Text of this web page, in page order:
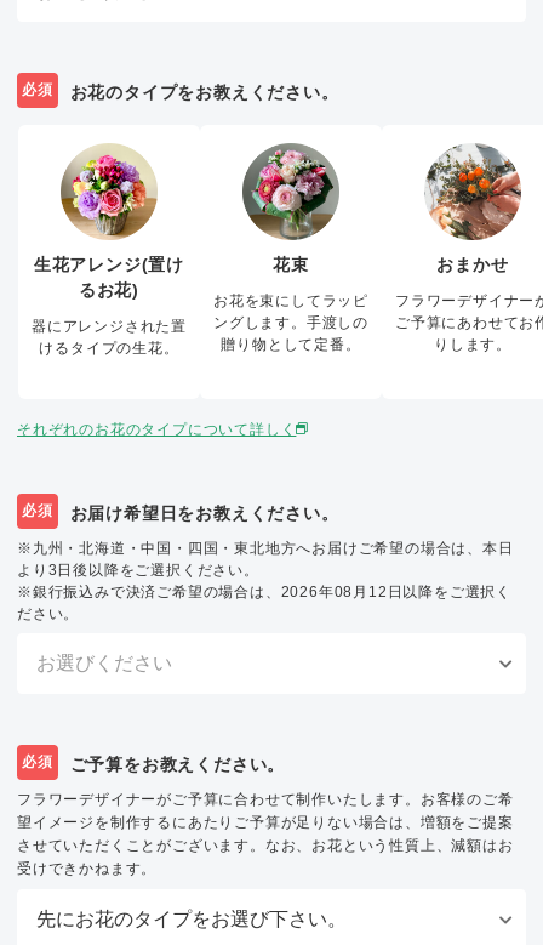
必須 お花のタイプをお教えください。
生花アレンジ(置け
るお花)
器にアレンジされた置
けるタイプの生花。
花束
お花を束にしてラッピ
ングします。手渡しの
贈り物として定番。
おまかせ
フラワーデザイナー
ご予算にあわせてお
りします。
それぞれのお花のタイプについて詳しく
必須 お届け希望日をお教えください。
※九州・北海道・中国・四国・東北地方へお届けご希望の場合は、本日
より3日後以降をご選択ください。
※銀行振込みで決済ご希望の場合は、2026年08月12日以降をご選択く
ださい。
必須 ご予算をお教えください。
フラワーデザイナーがご予算に合わせて制作いたします。お客様のご希
望イメージを制作するにあたりご予算が足りない場合は、増額をご提案
させていただくことがございます。なお、お花という性質上、減額はお
受けできかねます。